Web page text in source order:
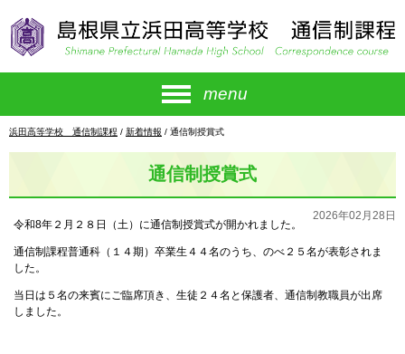
menu
現
浜田高等学校 通信制課程 / 新着情報 / 通信制授賞式
通信制授賞式
2026年02月28日
令和8年２月２８日（土）に通信制授賞式が開かれました。
通信制課程普通科（１４期）卒業生４４名のうち、のべ２５名が表彰されま
した。
当日は５名の来賓にご臨席頂き、生徒２４名と保護者、通信制教職員が出席
しました。